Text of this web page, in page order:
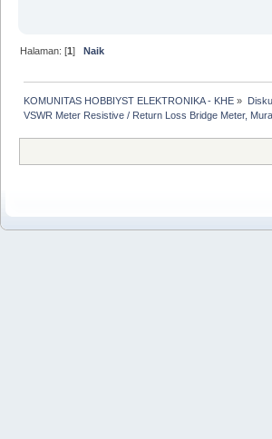
Halaman: [1]Naik
KOMUNITAS HOBBIYST ELEKTRONIKA - KHE »
VSWR Meter Resistive / Return Loss Bridge Meter,